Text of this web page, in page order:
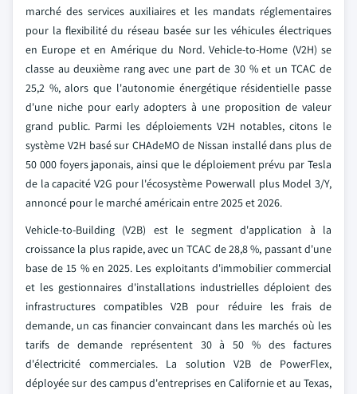
marché des services auxiliaires et les mandats réglementaires
pour la flexibilité du réseau basée sur les véhicules électriques
en Europe et en Amérique du Nord. Vehicle-to-Home (V2H) se
classe au deuxième rang avec une part de 30 % et un TCAC de
25,2 %, alors que l'autonomie énergétique résidentielle passe
d'une niche pour early adopters à une proposition de valeur
grand public. Parmi les déploiements V2H notables, citons le
système V2H basé sur CHAdeMO de Nissan installé dans plus de
50 000 foyers japonais, ainsi que le déploiement prévu par Tesla
de la capacité V2G pour l'écosystème Powerwall plus Model 3/Y,
annoncé pour le marché américain entre 2025 et 2026.
Vehicle-to-Building (V2B) est le segment d'application à la
croissance la plus rapide, avec un TCAC de 28,8 %, passant d'une
base de 15 % en 2025. Les exploitants d'immobilier commercial
et les gestionnaires d'installations industrielles déploient des
infrastructures compatibles V2B pour réduire les frais de
demande, un cas financier convaincant dans les marchés où les
tarifs de demande représentent 30 à 50 % des factures
d'électricité commerciales. La solution V2B de PowerFlex,
déployée sur des campus d'entreprises en Californie et au Texas,